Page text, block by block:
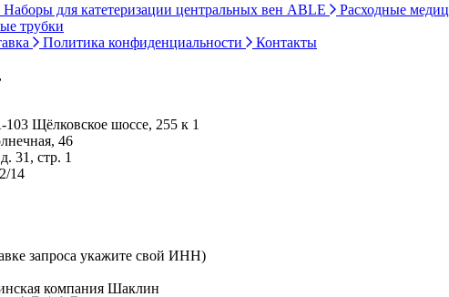
Наборы для катетеризации центральных вен ABLE Расходные
трубки
Политика конфиденциальности
Контакты
Щёлковское шоссе, 255 к 1
46
31, стр. 1
14
запроса укажите свой ИНН)
компания Шаклин